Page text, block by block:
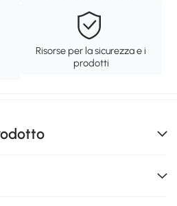
Risorse per la sicurezza e i
prodotti